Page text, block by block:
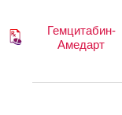
Гемцитабин-
Амедарт